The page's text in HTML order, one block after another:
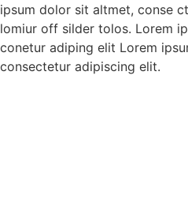
ipsum dolor sit altmet, conse
lomiur off silder tolos. Lorem
conetur adiping elit Lorem
consectetur adipiscing elit.